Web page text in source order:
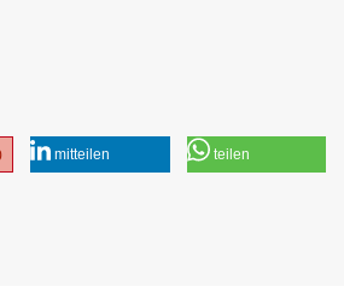
mitteilen teilen